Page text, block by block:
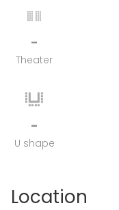
-
Theater
-
U shape
Location